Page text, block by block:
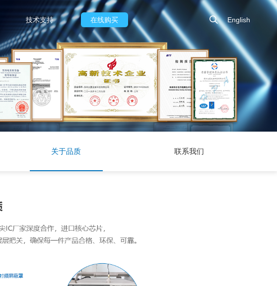
技术支持 在线购买 English
关于品质 联系我们